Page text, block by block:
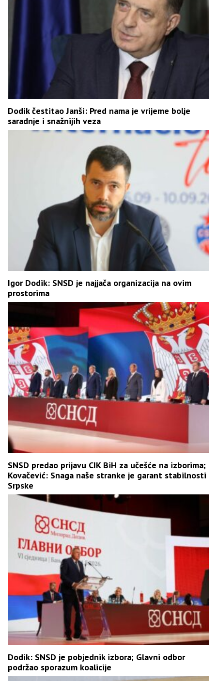
Dodik čestitao Janši: Pred nama je vrijeme bolje
saradnje i snažnijih veza
Igor Dodik: SNSD je najjača organizacija na ovim
prostorima
SNSD predao prijavu CIK BiH za učešće na izborima;
Kovačević: Snaga naše stranke je garant stabilnosti
Srpske
Dodik: SNSD je pobjednik izbora; Glavni odbor
podržao sporazum koalicije